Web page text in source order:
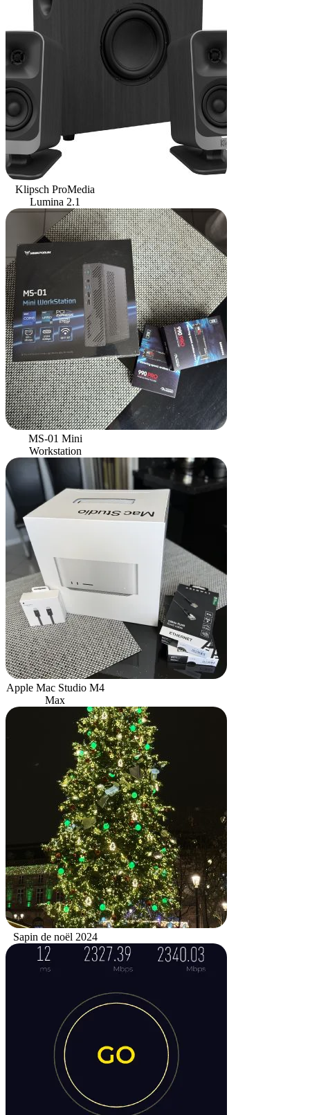
Klipsch ProMedia
Lumina 2.1
MS-01 Mini
Workstation
Apple Mac Studio M4
Max
Sapin de noël 2024